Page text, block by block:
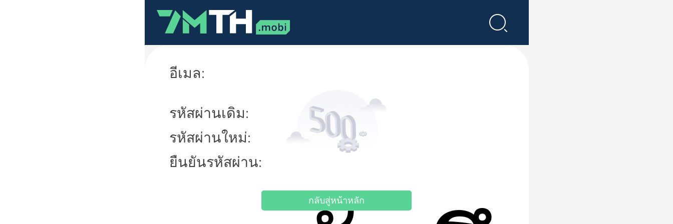
อีเมล:
รหัสผ่านเดิม:
รหัสผ่านใหม่:
ยืนยันรหัสผ่าน:
กลับสู่หน้าหลัก